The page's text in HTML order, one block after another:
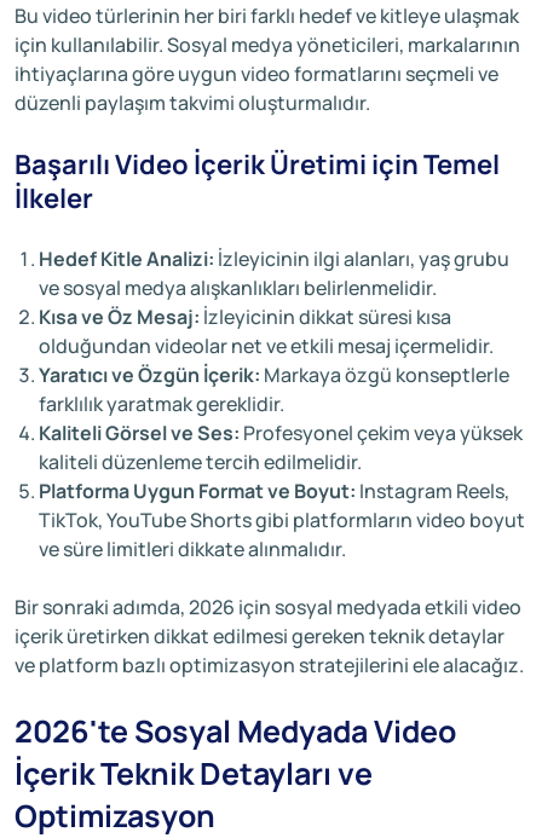
Bu video türlerinin her biri farklı hedef ve kitleye ulaşmak
için kullanılabilir. Sosyal medya yöneticileri, markalarının
ihtiyaçlarına göre uygun video formatlarını seçmeli ve
düzenli paylaşım takvimi oluşturmalıdır.
Başarılı Video İçerik Üretimi için Temel
İlkeler
Hedef Kitle Analizi: İzleyicinin ilgi alanları, yaş grubu
ve sosyal medya alışkanlıkları belirlenmelidir.
Kısa ve Öz Mesaj: İzleyicinin dikkat süresi kısa
olduğundan videolar net ve etkili mesaj içermelidir.
Yaratıcı ve Özgün İçerik: Markaya özgü konseptlerle
farklılık yaratmak gereklidir.
Kaliteli Görsel ve Ses: Profesyonel çekim veya yüksek
kaliteli düzenleme tercih edilmelidir.
Platforma Uygun Format ve Boyut: Instagram Reels,
TikTok, YouTube Shorts gibi platformların video boyut
ve süre limitleri dikkate alınmalıdır.
Bir sonraki adımda, 2026 için sosyal medyada etkili video
içerik üretirken dikkat edilmesi gereken teknik detaylar
ve platform bazlı optimizasyon stratejilerini ele alacağız.
2026'te Sosyal Medyada Video
İçerik Teknik Detayları ve
Optimizasyon